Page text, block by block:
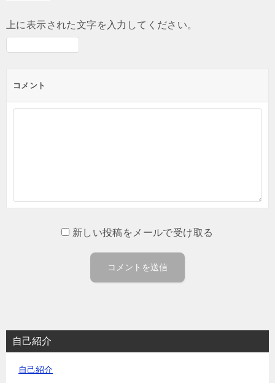
上に表示された文字を入力してください。
コメント
新しい投稿をメールで受け取る
自己紹介
自己紹介